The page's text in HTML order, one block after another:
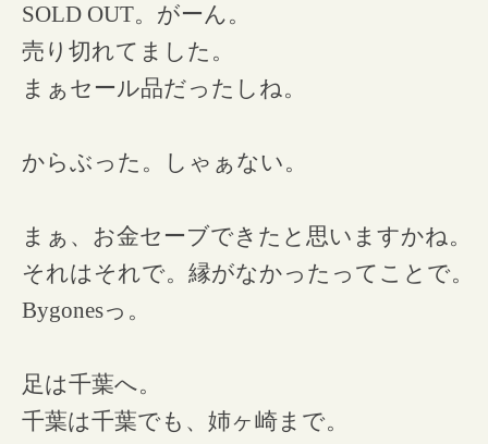
SOLD OUT。がーん。
売り切れてました。
まぁセール品だったしね。
からぶった。しゃぁない。
まぁ、お金セーブできたと思いますかね。
それはそれで。縁がなかったってことで。
Bygonesっ。
足は千葉へ。
千葉は千葉でも、姉ヶ崎まで。